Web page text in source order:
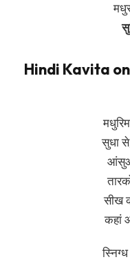
Hindi Kavita on
सुधा
आंसुओं
सीख
कहां